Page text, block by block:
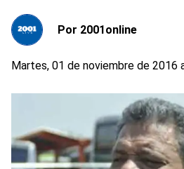
Por 2001online
Martes, 01 de noviembre de 2016